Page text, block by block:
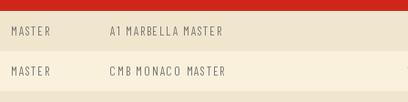
MASTER A1 MARBELLA MASTER
MASTER CMB MONACO MASTER